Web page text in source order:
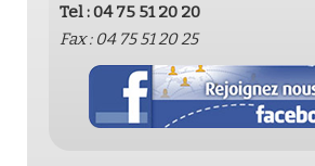
Tel :04 75 51 20 20
Fax : 04 75 51 20 25